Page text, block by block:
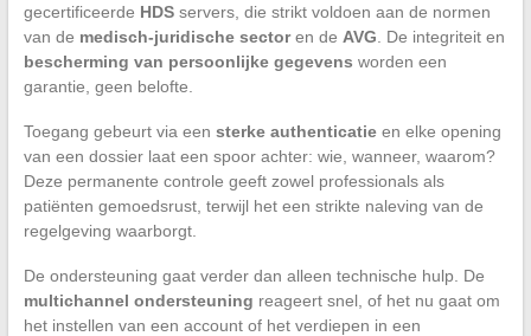
gecertificeerde HDSservers, die strikt voldoen aan de normen
van de medisch-juridische sectoren de AVG . De integriteit en
bescherming van persoonlijke gegevens worden een
garantie, geen belofte.
Toegang gebeurt via een sterke authenticatieen elke opening
van een dossier laat een spoor achter: wie, wanneer, waarom?
Deze permanente controle geeft zowel professionals als
patiënten gemoedsrust, terwijl het een strikte naleving van de
regelgeving waarborgt.
De ondersteuning gaat verder dan alleen technische hulp. De
multichannel ondersteuning reageert snel, of het nu gaat om
het instellen van een account of het verdiepen in een